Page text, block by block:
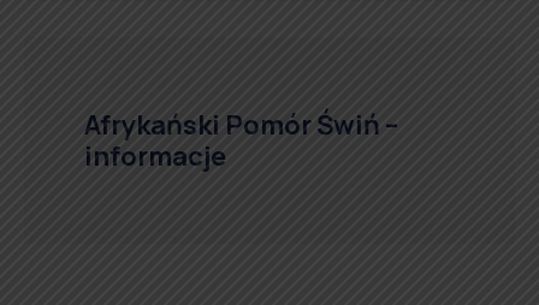
Afrykański Pomór Świń –
informacje